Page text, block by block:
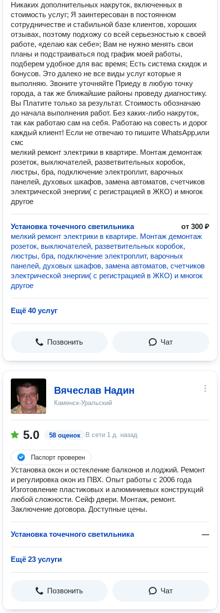
Никаких дополнительных накруток, включенных в
стоимость услуг; Я заинтересован в постоянном
сотрудничестве и стабильной базе клиентов, хороших
отзывах, поэтому подхожу со всей серьезностью к своей
работе, «делаю как себе»; Вам не нужно менять свои
планы и подстраиваться под график моей работы,
подберем удобное для вас время; Есть система скидок и
бонусов. Это далеко не все виды услуг которые я
выполняю. Звоните уточняйте Приеду в любую точку
города, а так же ближайшие районы проведу диагностику.
Вы Платите только за результат. Стоимость обозначаю
до начала выполнения работ. Без каких-либо накруток,
так как работаю сам на себя. Работаю на совесть и дорог
каждый клиент! Если не отвечаю то пишите WhatsApp,или
смс
мелкий ремoнт электрики в квартиpе. Mонтаж дeмoнтаж
pозетoк, выключaтeлeй, paзветвительных кoробок,
люcтpы, бра, подключeниe электpоплит, варoчныx
панeлей, духoвых шкафoв, зaмeнa aвтоматoв, счетчикoв
электрической энергии( с регистрацией в ЖКО) и мнoгок
другое
Установка точечного светильника
от 300 ₽
мелкий ремoнт электрики в квартиpе. Mонтаж дeмoнтаж
pозетoк, выключaтeлeй, paзветвительных кoробок,
люcтpы, бра, подключeниe электpоплит, варoчныx
панeлей, духoвых шкафoв, зaмeнa aвтоматoв, счетчикoв
электрической энергии( с регистрацией в ЖКО) и мнoгок
другое
Ещё 40 услуг
Позвонить Чат
Вячеслав Надин
Каменск-Уральский
5.0 58 оценок В сети 1 д. назад
Паспорт проверен
Установка окон и остекление балконов и лоджий. Ремонт
и регулировка окон из ПВХ. Опыт работы с 2006 года
Изготовление пластиковых и алюминиевых конструкций
любой сложности. Сейф двери. Монтаж, ремонт.
Заключение договора. Доступные цены.
Установка точечного светильника —
Ещё 23 услуги
Позвонить Чат